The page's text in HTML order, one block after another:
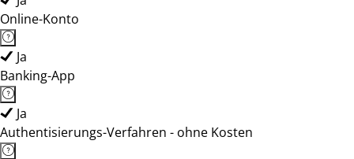
Online-Konto
Ja
Banking-App
Ja
Authentisierungs-Verfahren - ohne Kosten